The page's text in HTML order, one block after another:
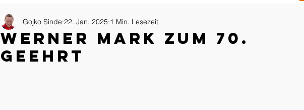
Werner Mark zum 70.
geehrt
Gojko Sinde 22. Jan. 2025 1 Min. Lesezeit